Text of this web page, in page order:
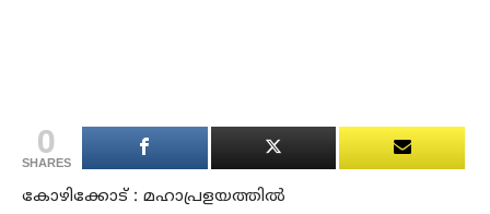
0
SHARES
കോഴിക്കോട് : മഹാപ്രളയത്തില്‍